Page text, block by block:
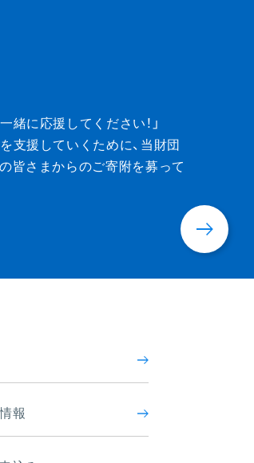
緒に応援してください！」
支援していくために、当財団
皆さまからのご寄附を募って
報